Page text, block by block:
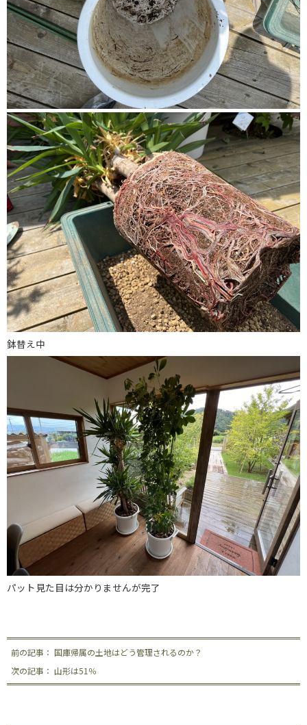
鉢替え中
パット見た目は分かりませんが完了
前の記事： 国庫帰属の土地はどう管理されるのか？
次の記事： 山形は51％